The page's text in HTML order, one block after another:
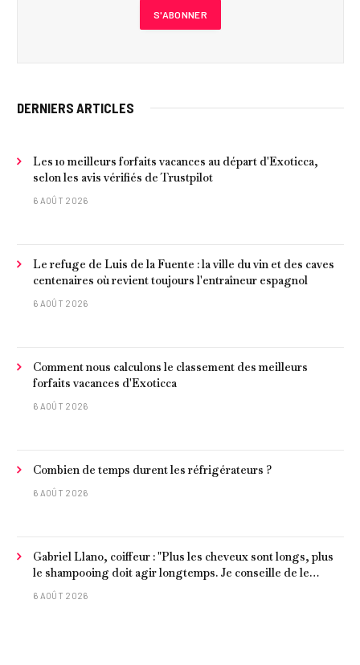
DERNIERS ARTICLES
Les 10 meilleurs forfaits vacances au départ d'Exoticca,
selon les avis vérifiés de Trustpilot
6 AOÛT 2026
Le refuge de Luis de la Fuente : la ville du vin et des caves
centenaires où revient toujours l'entraîneur espagnol
6 AOÛT 2026
Comment nous calculons le classement des meilleurs
forfaits vacances d'Exoticca
6 AOÛT 2026
Combien de temps durent les réfrigérateurs ?
6 AOÛT 2026
Gabriel Llano, coiffeur : "Plus les cheveux sont longs, plus
le shampooing doit agir longtemps. Je conseille de le
laisser entre 1 et 3 minutes."
6 AOÛT 2026